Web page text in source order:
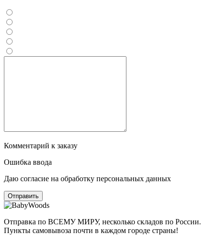
Комментарий к заказу
Ошибка ввода
Даю согласие на обработку персональных данных
Отправка по ВСЕМУ МИРУ, несколько складов по России.
Пункты самовывоза почти в каждом городе страны!